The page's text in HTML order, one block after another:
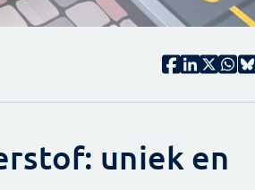
uniek en